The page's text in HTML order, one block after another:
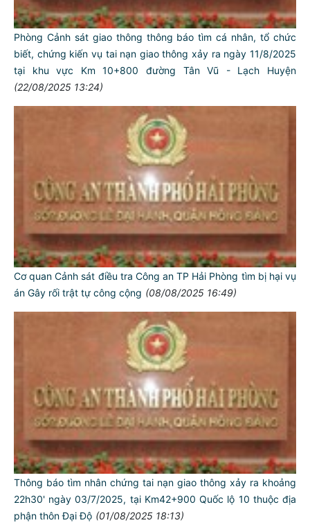
Phòng Cảnh sát giao thông thông báo tìm cá nhân, tổ chức
biết, chứng kiến vụ tai nạn giao thông xảy ra ngày 11/8/2025
tại khu vực Km 10+800 đường Tân Vũ - Lạch Huyện
(22/08/2025 13:24)
Cơ quan Cảnh sát điều tra Công an TP Hải Phòng tìm bị hại vụ
án Gây rối trật tự công cộng (08/08/2025 16:49)
Thông báo tìm nhân chứng tai nạn giao thông xảy ra khoảng
22h30' ngày 03/7/2025, tại Km42+900 Quốc lộ 10 thuộc địa
phận thôn Đại Độ (01/08/2025 18:13)